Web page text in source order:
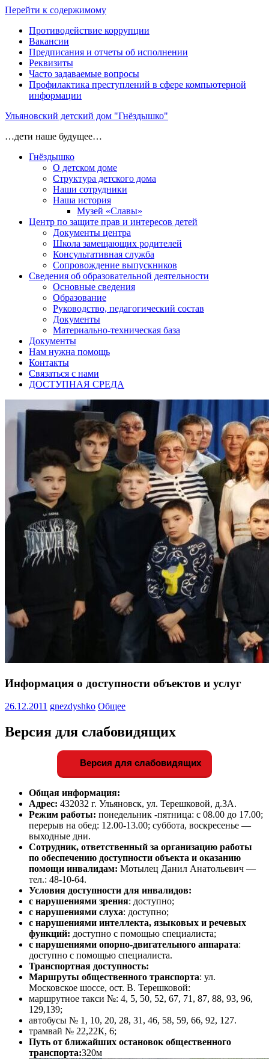
Перейти к содержимому
Противодействие коррупции
Вакансии
Предписания и отчеты об исполнении
Реквизиты
Часто задаваемые вопросы
Профилактика преступлений в сфере компьютерной
информации
Ульяновский детский дом "Гнёздышко"
…дети наше будущее…
Гнёздышко
О детском доме
Структура детского дома
Наши сотрудники
Наша история
Музей «Славы»
Центр по защите прав и интересов детей
Документы центра
Школа замещающих родителей
Консультативная служба
Сопровождение выпускников
Сведения об образовательной деятельности
Основные сведения
Образование
Руководство, педагогический состав
Документы
Материально-техническая база
Документы
Нам нужна помощь
Контакты
Связаться с нами
ДОСТУПНАЯ СРЕДА
Информация о доступности объектов и услуг
26.12.2011 gnezdyshko Общее
Версия для слабовидящих
Версия для слабовидящих
Общая информация:
Адрес: 432032 г. Ульяновск, ул. Терешковой, д.3А.
Режим работы: понедельник -пятница: с 08.00 до 17.00;
перерыв на обед: 12.00-13.00; суббота, воскресенье —
выходные дни.
Сотрудник, ответственный за организацию работы
по обеспечению доступности объекта и оказанию
помощи инвалидам: Мотылец Данил Анатольевич —
тел.: 48-10-64.
Условия доступности для инвалидов:
с нарушениями зрения: доступно;
с нарушениями слуха: доступно;
с нарушениями интеллекта, языковых и речевых
функций: доступно с помощью специалиста;
с нарушениями опорно-двигательного аппарата:
доступно с помощью специалиста.
Транспортная доступность:
Маршруты общественного транспорта: ул.
Московское шоссе, ост. В. Терешковой:
маршрутное такси №: 4, 5, 50, 52, 67, 71, 87, 88, 93, 96,
129,139;
автобусы № 1, 10, 20, 28, 31, 46, 58, 59, 66, 92, 127.
трамвай № 22,22К, 6;
Путь от ближайших остановок общественного
транспорта:320м